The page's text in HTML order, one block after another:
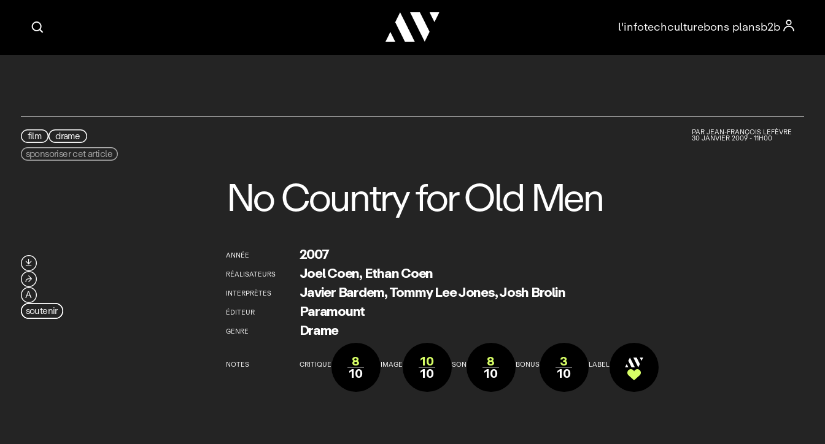

 l'infotechculturebons plansb2b
film
drame
sponsoriser cet article
PARJEAN-FRANÇOIS LEFÈVRE
30 JANVIER 2009 - 11H00
No Country for Old Men
ANNÉE 2007
RÉALISATEURS Joel Coen,Ethan Coen
INTERPRÈTES Javier Bardem,Tommy Lee Jones,Josh Brolin
ÉDITEUR Paramount
GENRE Drame
NOTES CRITIQUE 8
10 IMAGE 10
10 SON 8
10 BONUS 3
10 LABEL

⮫
A
soutenir